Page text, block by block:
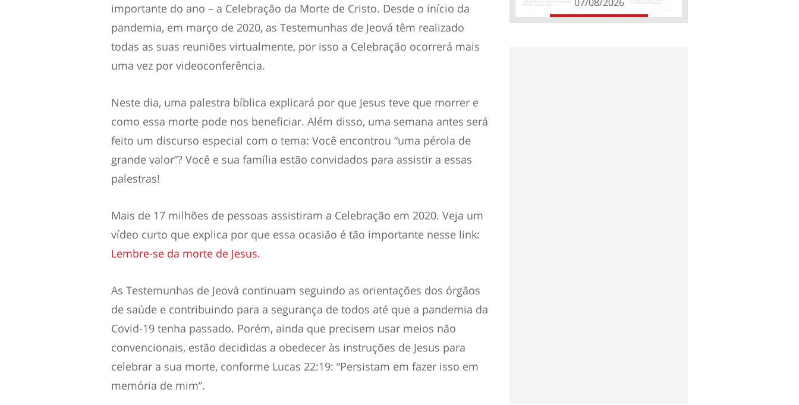
importante do ano – a Celebração da Morte de Cristo. Desde o início da
pandemia, em março de 2020, as Testemunhas de Jeová têm realizado
todas as suas reuniões virtualmente, por isso a Celebração ocorrerá mais
uma vez por videoconferência.
Neste dia, uma palestra bíblica explicará por que Jesus teve que morrer e
como essa morte pode nos beneficiar. Além disso, uma semana antes será
feito um discurso especial com o tema: Você encontrou “uma pérola de
grande valor”? Você e sua família estão convidados para assistir a essas
palestras!
Mais de 17 milhões de pessoas assistiram a Celebração em 2020. Veja um
vídeo curto que explica por que essa ocasião é tão importante nesse link:
Lembre-se da morte de Jesus.
As Testemunhas de Jeová continuam seguindo as orientações dos órgãos
de saúde e contribuindo para a segurança de todos até que a pandemia da
Covid-19 tenha passado. Porém, ainda que precisem usar meios não
convencionais, estão decididas a obedecer às instruções de Jesus para
celebrar a sua morte, conforme Lucas 22:19: “Persistam em fazer isso em
memória de mim”.